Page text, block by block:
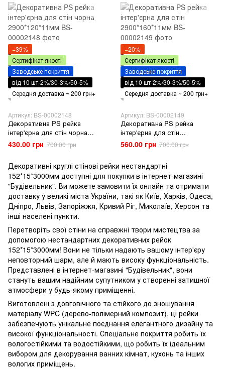
−39%
Сертифікат якості
Заводське покриття
від 10 шт-2%/30-3%/50-5%
Середня доставка ~ 200 грн+
Артикул: BS-00002148
Декоративна PS рейка
інтер'єрна для стін чорна
2900*120*11мм
430.00 грн 700.00 грн
−20%
Сертифікат якості
Заводське покриття
від 10 шт-2%/30-3%/50-5%
Середня доставка ~ 200 грн+
Артикул: BS-00002149
Декоративна PS рейка
інтер'єрна для стін
2900*160*11мм
560.00 грн 700.00 грн
Декоративні круглі стінові рейки нестандартні
152*15*3000мм доступні для покупки в інтернет-магазині
"Будівельник". Ви можете замовити їх онлайн та отримати
доставку у великі міста України, такі як Київ, Харків, Одеса,
Дніпро, Львів, Запоріжжя, Кривий Ріг, Миколаїв, Херсон та
інші населені пункти.
Перетворіть свої стіни на справжні твори мистецтва за
допомогою нестандартних декоративних рейок
152*15*3000мм! Вони не тільки надають вашому інтер'єру
неповторний шарм, але й мають високу функціональність.
Представлені в інтернет-магазині "Будівельник", вони
стануть вашим надійним супутником у створенні затишної
атмосфери у будь-якому приміщенні.
Виготовлені з довговічного та стійкого до зношування
матеріалу WPC (дерево-полімерний композит), ці рейки
забезпечують унікальне поєднання елегантного дизайну та
високої функціональності. Спеціальне покриття робить їх
вологостійкими та водостійкими, що робить їх ідеальним
вибором для декорування ванних кімнат, кухонь та інших
вологих приміщень.